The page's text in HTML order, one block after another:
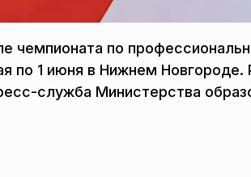
чемпионата по
по 1 июня в Нижнем Новгороде.
служба Министерства